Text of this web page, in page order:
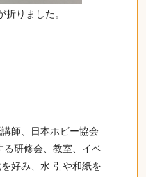
折りました。
師、日本ホビー協会
研修会、教室、イベ
好み、水 引や和紙を